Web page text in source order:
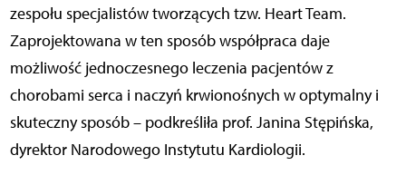
zespołu specjalistów tworzących tzw. Heart Team.
Zaprojektowana w ten sposób współpraca daje
możliwość jednoczesnego leczenia pacjentów z
chorobami serca i naczyń krwionośnych w optymalny i
skuteczny sposób– podkreśliła prof. Janina Stępińska,
dyrektor Narodowego Instytutu Kardiologii.